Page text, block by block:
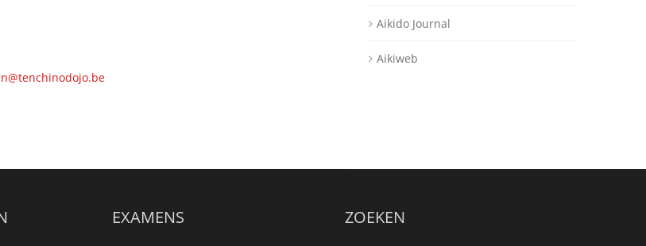
Aikido Journal
Aikiweb
EXAMENS ZOEKEN